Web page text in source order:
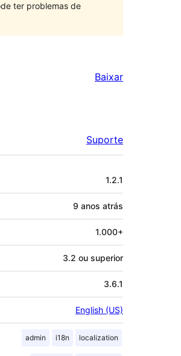
ter problemas de
Baixar
Suporte
1.2.1
9 anos atrás
1.000+
3.2 ou superior
3.6.1
English (US)
admin i18n localization